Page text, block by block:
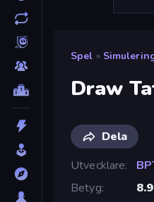
Spel »
Draw
Dela
Utvecklare
Betyg
8.9